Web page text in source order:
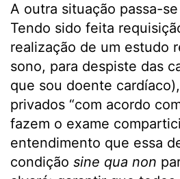
A outra situação passa-
Tendo sido feita
realização de um estudo
sono, para despiste das
que sou doente
privados “com acordo
fazem o exame
entendimento que essa
condição sine qua non